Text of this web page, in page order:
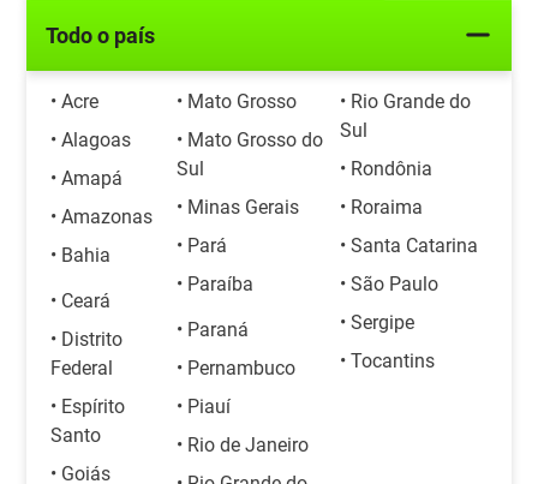
Todo o país
• Acre
• Alagoas
• Amapá
• Amazonas
• Bahia
• Ceará
• Distrito
Federal
• Espírito
Santo
• Goiás
• Mato Grosso
• Mato Grosso do
Sul
• Minas Gerais
• Pará
• Paraíba
• Paraná
• Pernambuco
• Piauí
• Rio de Janeiro
• Rio Grande do
Sul
• Rondônia
• Roraima
• Santa Catarina
• São Paulo
• Sergipe
• Tocantins